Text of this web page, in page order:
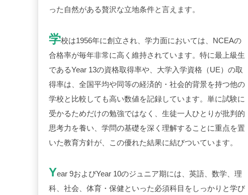
った自然がある贅沢な立地条件と言えます。
学校は1956年に創立され、学力面においては、 NCEAの
合格率が毎年非常に高く維持されています。特に最上級生
であるYear 13の資格取得率や、大学入学資格（UE）の取
得率は、全国平均や同等の経済的・社会的背景を持つ他の
学校と比較しても高い数値を記録しています。単に試験に
受かるためだけの勉強ではなく、生徒一人ひとりが批判的
思考力を養い、学問の基礎を深く理解することに重点を置
いた教育方針が、この優れた結果に結びついています。
Year 9およびYear 10のジュニア期には、英語、数学、理
科、社会、体育・保健といった必須科目をしっかりと学び